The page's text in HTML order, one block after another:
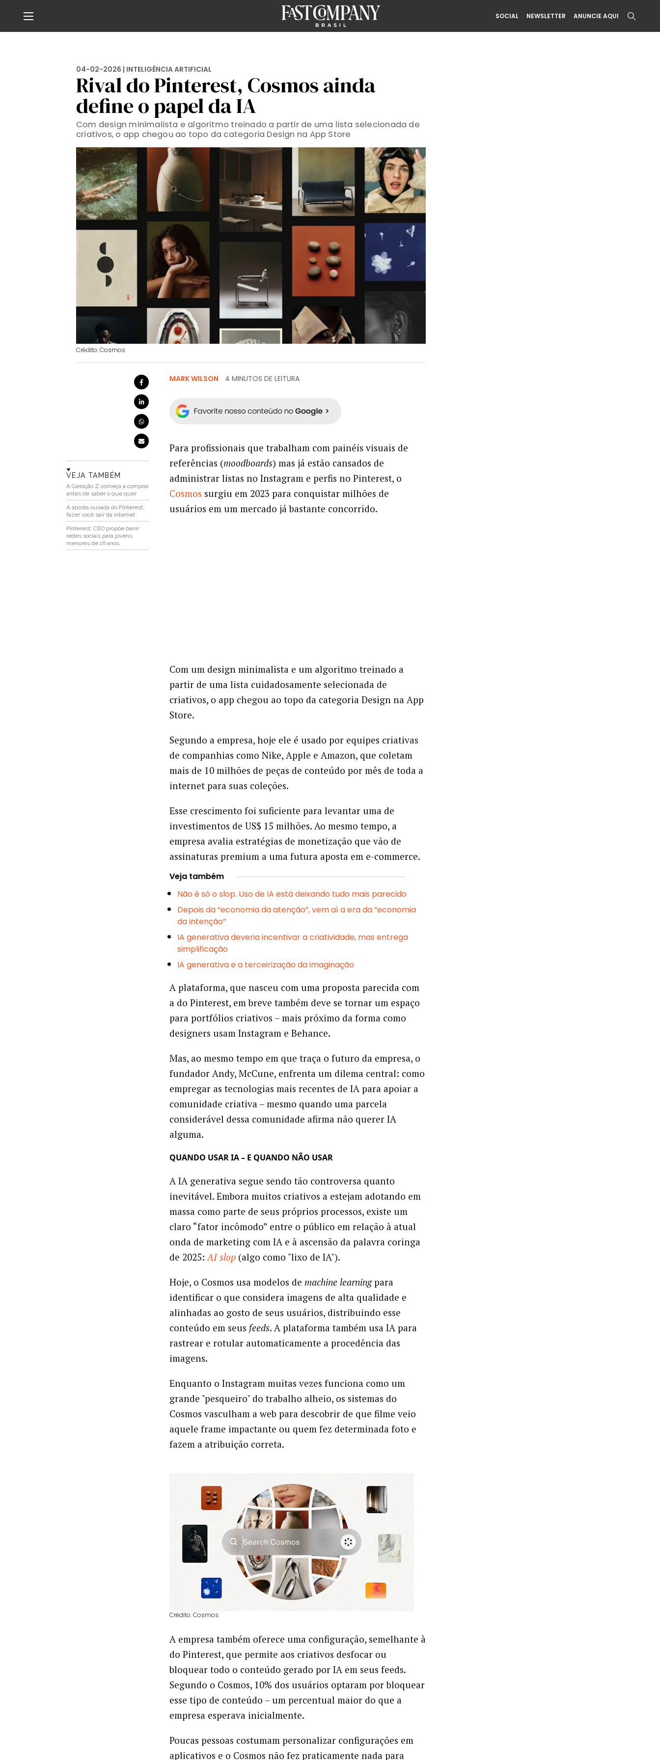
SOCIAL NEWSLETTER ANUNCIE AQUI
04-02-2026 | INTELIGÊNCIA ARTIFICIAL
Rival do Pinterest, Cosmos ainda
define o papel da IA
Com design minimalista e algoritmo treinado a partir de uma lista selecionada de
criativos, o app chegou ao topo da categoria Design na App Store
Crédito: Cosmos
VEJA TAMBÉM
A Geração Z começa a comprar
antes de saber o que quer
A aposta ousada do Pinterest:
fazer você sair da internet
Pinterest: CEO propõe banir
redes sociais para jovens
menores de 16 anos
MARK WILSON 4 MINUTOS DE LEITURA
Para profissionais que trabalham com painéis visuais de
referências (moodboards) mas já estão cansados de
administrar listas no Instagram e perfis no Pinterest, o
Cosmos surgiu em 2023 para conquistar milhões de
usuários em um mercado já bastante concorrido.
Com um design minimalista e um algoritmo treinado a
partir de uma lista cuidadosamente selecionada de
criativos, o app chegou ao topo da categoria Design na App
Store.
Segundo a empresa, hoje ele é usado por equipes criativas
de companhias como Nike, Apple e Amazon, que coletam
mais de 10 milhões de peças de conteúdo por mês de toda a
internet para suas coleções.
Esse crescimento foi suficiente para levantar uma de
investimentos de US$ 15 milhões. Ao mesmo tempo, a
empresa avalia estratégias de monetização que vão de
assinaturas premium a uma futura aposta em e-commerce.
Veja também
Não é só o slop. Uso de IA está deixando tudo mais parecido
Depois da “economia da atenção”, vem aí a era da “economia
da intenção”
IA generativa deveria incentivar a criatividade, mas entrega
simplificação
IA generativa e a terceirização da imaginação
A plataforma, que nasceu com uma proposta parecida com
a do Pinterest, em breve também deve se tornar um espaço
para portfólios criativos – mais próximo da forma como
designers usam Instagram e Behance.
Mas, ao mesmo tempo em que traça o futuro da empresa, o
fundador Andy, McCune, enfrenta um dilema central: como
empregar as tecnologias mais recentes de IA para apoiar a
comunidade criativa – mesmo quando uma parcela
considerável dessa comunidade afirma não querer IA
alguma.
QUANDO USAR IA – E QUANDO NÃO USAR
A IA generativa segue sendo tão controversa quanto
inevitável. Embora muitos criativos a estejam adotando em
massa como parte de seus próprios processos, existe um
claro “fator incômodo” entre o público em relação à atual
onda de marketing com IA e à ascensão da palavra coringa
de 2025:AI slop(algo como "lixo de IA").
Hoje, o Cosmos usa modelos de machine learningpara
identificar o que considera imagens de alta qualidade e
alinhadas ao gosto de seus usuários, distribuindo esse
conteúdo em seus feeds. A plataforma também usa IA para
rastrear e rotular automaticamente a procedência das
imagens.
Enquanto o Instagram muitas vezes funciona como um
grande "pesqueiro" do trabalho alheio, os sistemas do
Cosmos vasculham a web para descobrir de que filme veio
aquele frame impactante ou quem fez determinada foto e
fazem a atribuição correta.
Crédito: Cosmos
A empresa também oferece uma configuração, semelhante à
do Pinterest, que permite aos criativos desfocar ou
bloquear todo o conteúdo gerado por IA em seus feeds.
Segundo o Cosmos, 10% dos usuários optaram por bloquear
esse tipo de conteúdo – um percentual maior do que a
empresa esperava inicialmente.
Poucas pessoas costumam personalizar configurações em
aplicativos e o Cosmos não fez praticamente nada para